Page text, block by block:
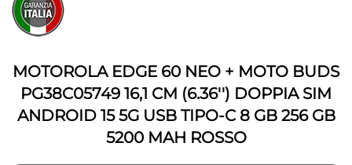
della
galleria
all'inizio
della
galleria
immagini
MOTOROLA EDGE 60 NEO + MOTO BUDS
PG38C05749 16,1 CM (6.36'') DOPPIA SIM
ANDROID 15 5G USB TIPO-C 8 GB 256 GB
5200 MAH ROSSO